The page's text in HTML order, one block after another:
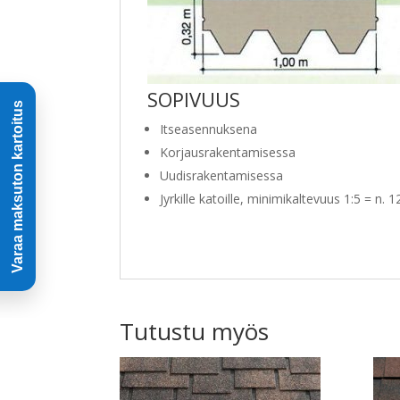
SOPIVUUS
Itseasennuksena
Korjausrakentamisessa
Uudisrakentamisessa
Jyrkille katoille, minimikaltevuus 1:5 = n.
Tutustu myös